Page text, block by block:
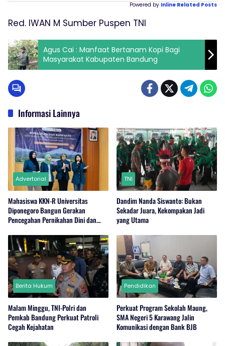
Powered by Inline Related Posts
Red. IWAN M Sumber Puspen TNI
Agus Cai : Manfaat Bertanam Kopi Bagi
Masyarakat Kabupaten Bandung
Informasi Lainnya
Advertorial
Mahasiswa KKN-R Universitas
Diponegoro Bangun Gerakan
Pencegahan Pernikahan Dini dan
TNI
Dandim Nanda Siswanto: Bukan
Sekadar Juara, Kekompakan Jadi
yang Utama
Berita Hukum
Malam Minggu, TNI-Polri dan
Pemkab Bandung Perkuat Patroli
Cegah Kejahatan
Pendidikan
Perkuat Program Sekolah Maung,
SMA Negeri 5 Karawang Jalin
Komunikasi dengan Bank BJB